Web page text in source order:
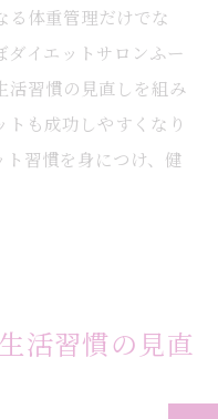
る体重管理だけでな
ダイエットサロンふー
活習慣の見直しを組み
トも成功しやすくなり
習慣を身につけ、健
活習慣の見直